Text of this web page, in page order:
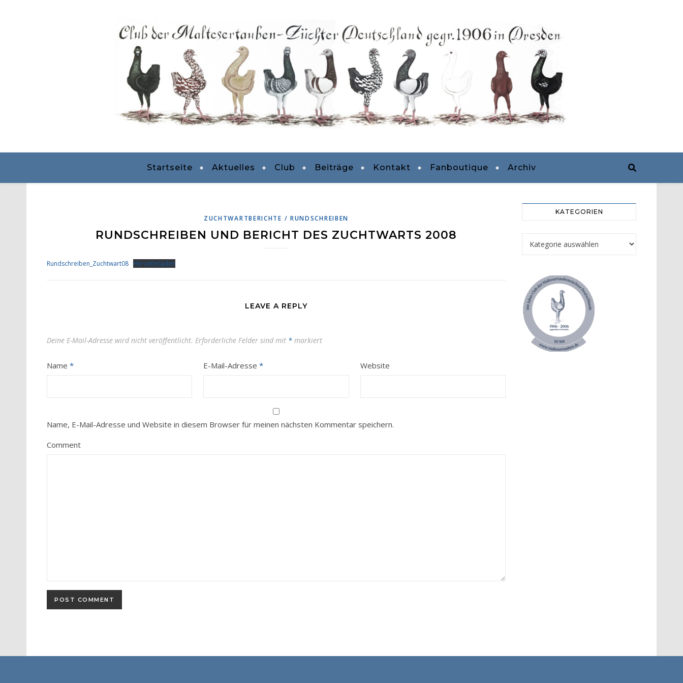
Startseite Aktuelles Club Beiträge Kontakt Fanboutique Archiv
ZUCHTWARTBERICHTE / RUNDSCHREIBEN
RUNDSCHREIBEN UND BERICHT DES ZUCHTWARTS 2008
Rundschreiben_Zuchtwart08 Herunterladen
LEAVE A REPLY
Deine E-Mail-Adresse wird nicht veröffentlicht. Erforderliche Felder sind mit * markiert
Name * E-Mail-Adresse* Website
Name, E-Mail-Adresse und Website in diesem Browser für meinen nächsten Kommentar speichern.
Comment
KATEGORIEN